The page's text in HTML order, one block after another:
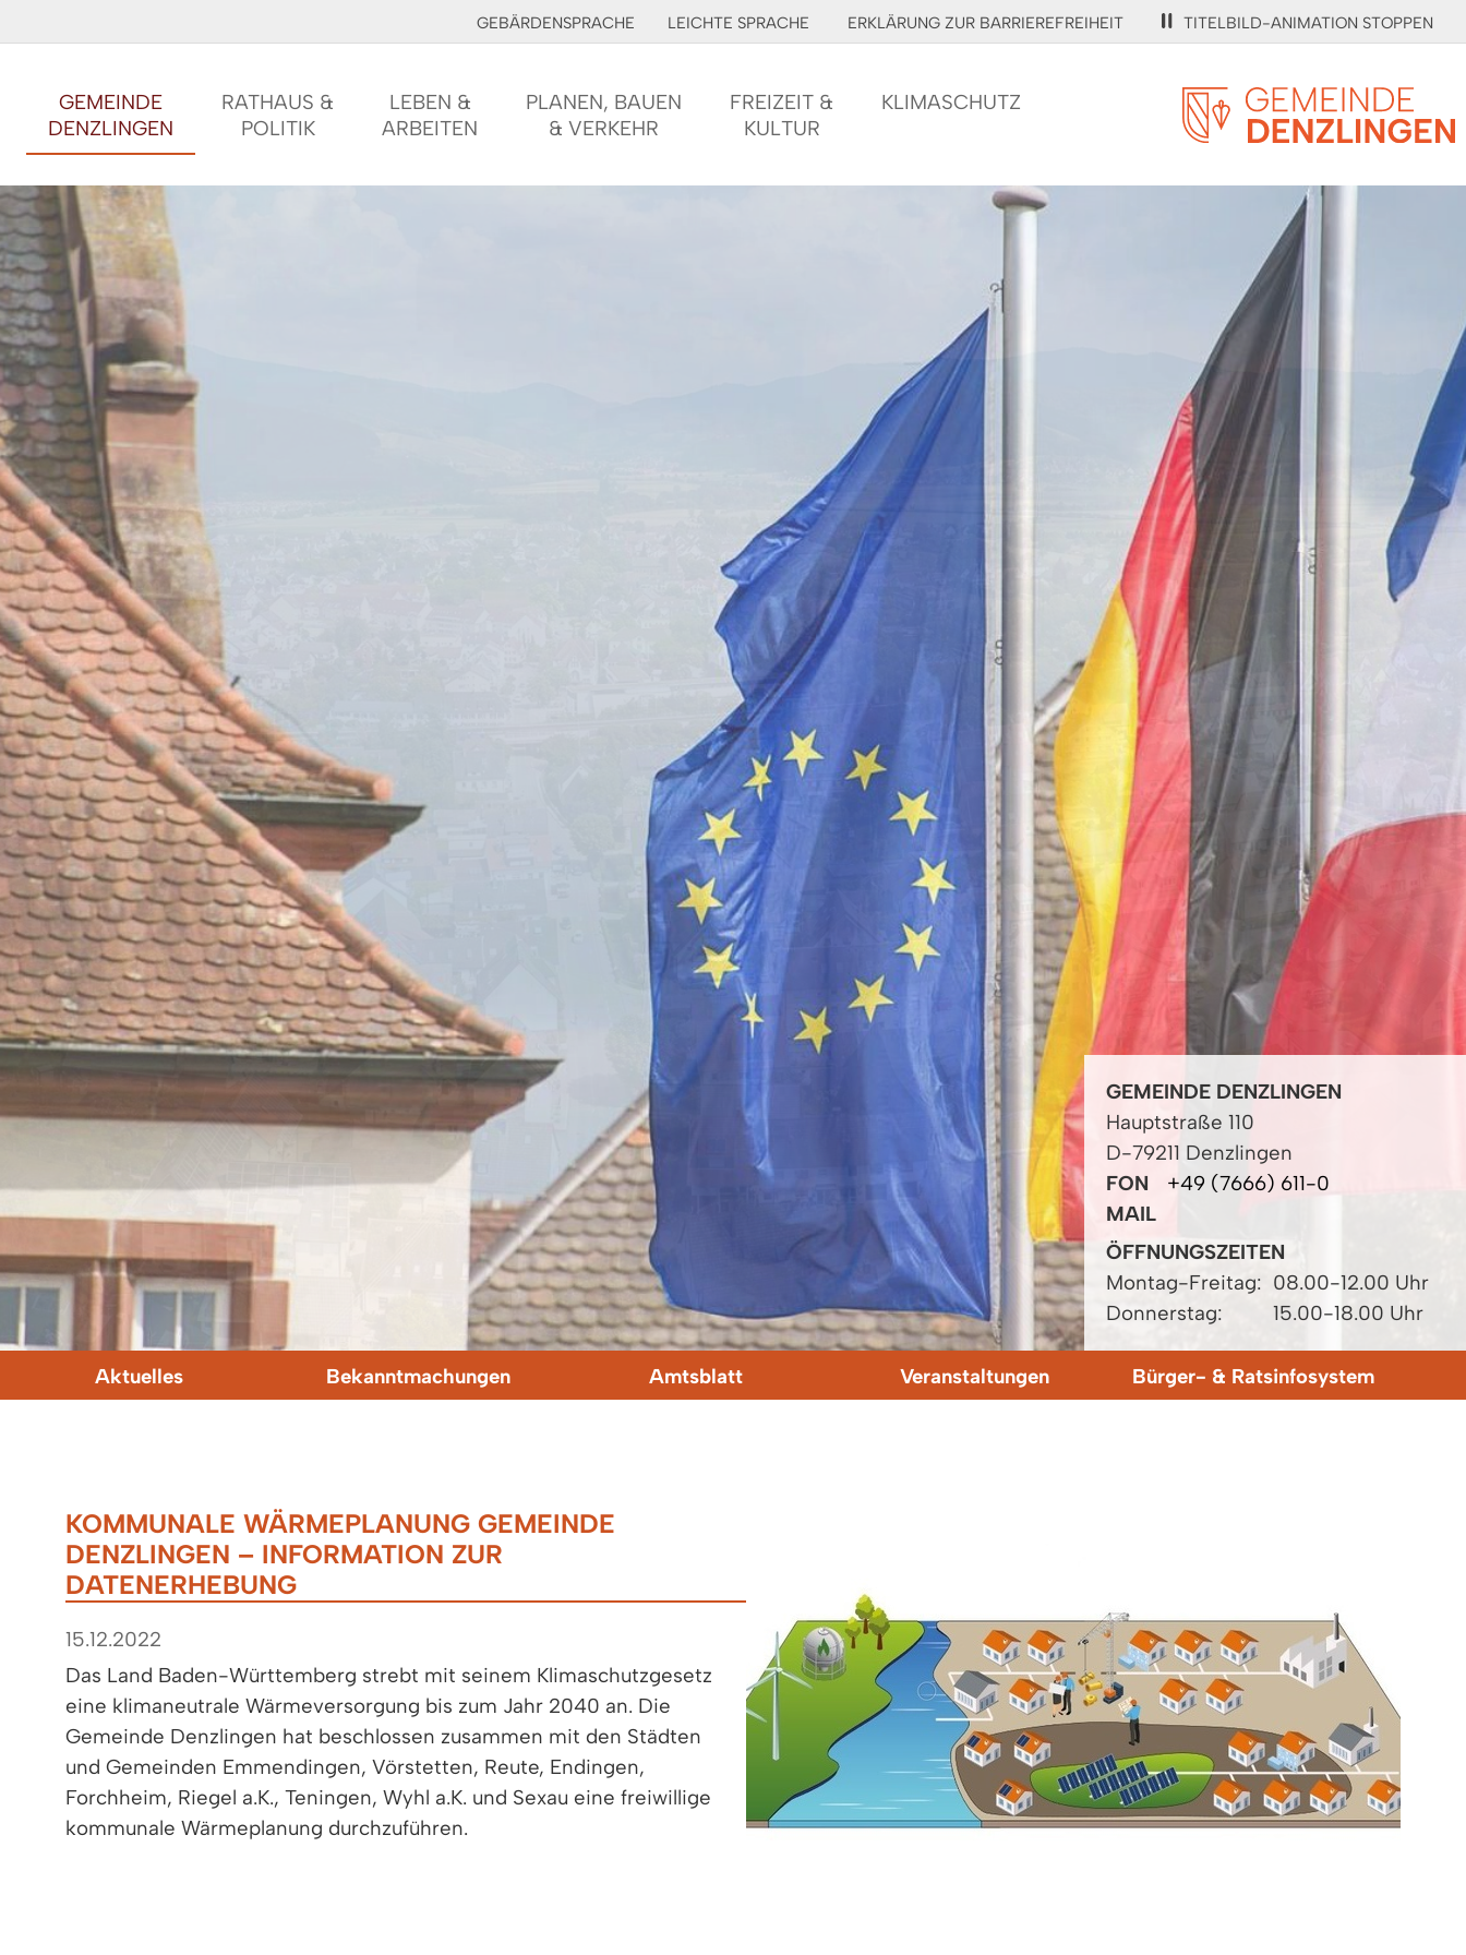
GEBÄRDENSPRACHE LEICHTE SPRACHE ERKLÄRUNG ZUR BARRIEREFREIHEIT TITELBILD-ANIMATION STOPPEN
GEMEINDE
DENZLINGEN
RATHAUS &
POLITIK
LEBEN &
ARBEITEN
PLANEN, BAUEN
& VERKEHR
FREIZEIT &
KULTUR
KLIMASCHUTZ
GEMEINDE DENZLINGEN
Hauptstraße 110
D-79211 Denzlingen
FON
+49 (7666) 611-0
MAIL
ÖFFNUNGSZEITEN
Montag-Freitag: 08.00-12.00 Uhr
Donnerstag:
15.00-18.00 Uhr
Aktuelles Bekanntmachungen Amtsblatt Veranstaltungen Bürger- & Ratsinfosystem
KOMMUNALE WÄRMEPLANUNG GEMEINDE
DENZLINGEN – INFORMATION ZUR
DATENERHEBUNG
15.12.2022
Das Land Baden-Württemberg strebt mit seinem Klimaschutzgesetz
eine klimaneutrale Wärmeversorgung bis zum Jahr 2040 an. Die
Gemeinde Denzlingen hat beschlossen zusammen mit den Städten
und Gemeinden Emmendingen, Vörstetten, Reute, Endingen,
Forchheim, Riegel a.K., Teningen, Wyhl a.K. und Sexau eine freiwillige
kommunale Wärmeplanung durchzuführen.